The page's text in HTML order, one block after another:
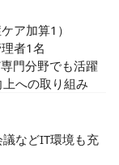
ア加算1）
者1名
門分野でも活躍
への取り組み
などIT環境も充